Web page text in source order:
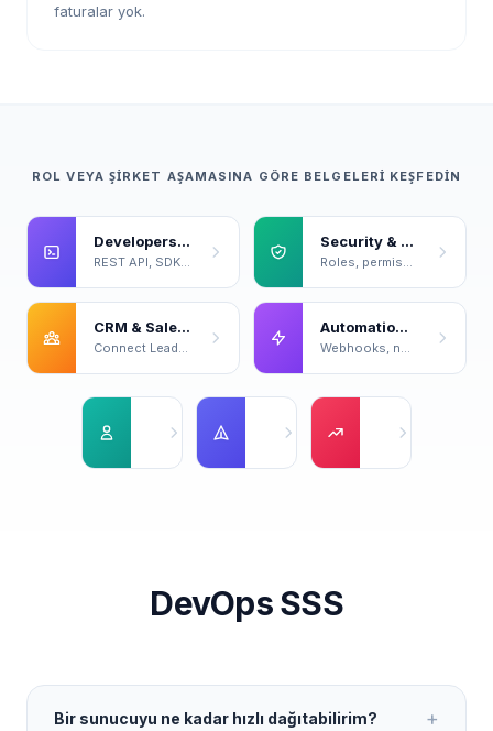
faturalar yok.
ROL VEYA ŞIRKET AŞAMASINA GÖRE BELGELERI KEŞFEDIN
Developers & Power Users
REST API, SDKs, code samples, live playground.
Security & Compliance
Roles, permissions, certifications, data handling.
CRM & Sales Ops
Connect LeadOcean to your CRM and sales workflow.
Automation & Integrations
Webhooks, n8n, and push leads anywhere automatically.
Solo Founders
No team yet — optimize for speed and cost.
Small team forming, first real
Dedicated
DevOps SSS
Bir sunucuyu ne kadar hızlı dağıtabilirim? +